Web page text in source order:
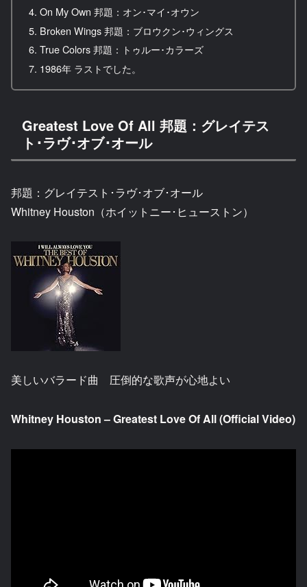
On My Own 邦題：オン･マイ･オウン
Broken Wings 邦題：ブロウクン･ウィングス
True Colors 邦題：トゥルー･カラーズ
1986年 ラストでした。
Greatest Love Of All 邦題：グレイテス
ト･ラヴ･オブ･オール
邦題：グレイテスト･ラヴ･オブ･オール
Whitney Houston（ホイットニー･ヒューストン）
美しいバラード曲 圧倒的な歌声が心地よい
Whitney Houston – Greatest Love Of All (Official Video)